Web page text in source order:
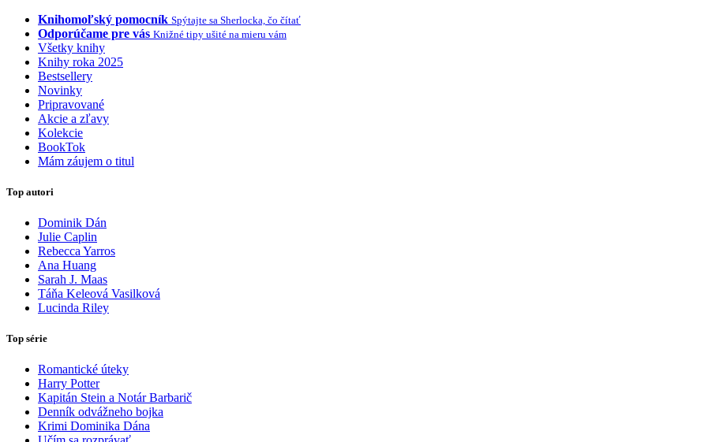
Knihomoľský pomocník Spýtajte sa Sherlocka, čo čítať
Odporúčame pre vás Knižné tipy ušité na mieru vám
Všetky knihy
Knihy roka 2025
Bestsellery
Novinky
Pripravované
Akcie a zľavy
Kolekcie
BookTok
Mám záujem o titul
Top autori
Dominik Dán
Julie Caplin
Rebecca Yarros
Ana Huang
Sarah J. Maas
Táňa Keleová Vasilková
Lucinda Riley
Top série
Romantické úteky
Harry Potter
Kapitán Stein a Notár Barbarič
Denník odvážneho bojka
Krimi Dominika Dána